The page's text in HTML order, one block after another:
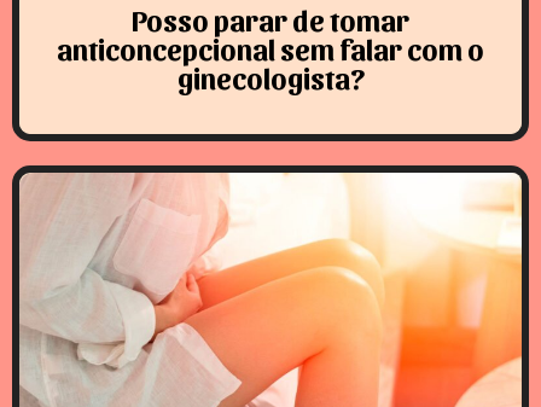
Posso parar de tomar
anticoncepcional sem falar com o
ginecologista?